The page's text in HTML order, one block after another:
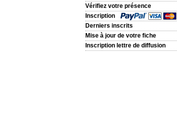
Vérifiez votre présence
Inscription
Derniers inscrits
Mise à jour de votre fiche
Inscription lettre de diffusion